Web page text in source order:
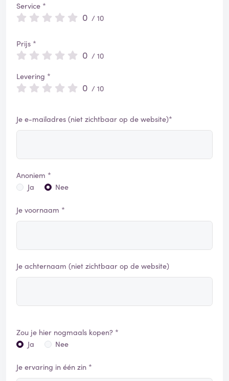
Service *
0 / 10
Prijs *
0 / 10
Levering *
0 / 10
Je e-mailadres (niet zichtbaar op de website)*
Anoniem *
Ja
Nee
Je voornaam *
Je achternaam (niet zichtbaar op de website)
Zou je hier nogmaals kopen? *
Ja
Nee
Je ervaring in één zin *